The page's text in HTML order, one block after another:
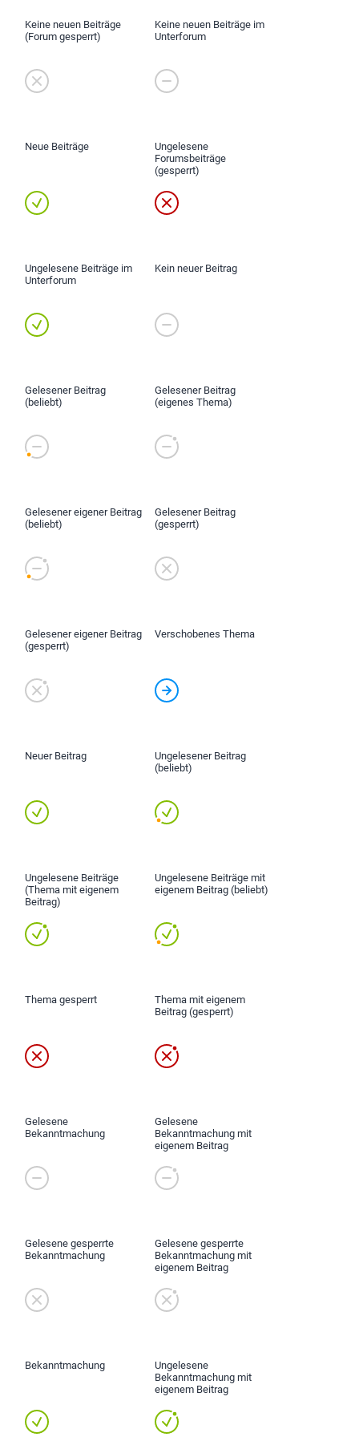
Keine neuen Beiträge
(Forum gesperrt)
Keine neuen Beiträge im
Unterforum
Neue Beiträge
Ungelesene
Forumsbeiträge
(gesperrt)
Ungelesene Beiträge im
Unterforum
Kein neuer Beitrag
Gelesener Beitrag
(beliebt)
Gelesener Beitrag
(eigenes Thema)
Gelesener eigener Beitrag
(beliebt)
Gelesener Beitrag
(gesperrt)
Gelesener eigener Beitrag
(gesperrt)
Verschobenes Thema
Neuer Beitrag
Ungelesener Beitrag
(beliebt)
Ungelesene Beiträge
(Thema mit eigenem
Beitrag)
Ungelesene Beiträge mit
eigenem Beitrag (beliebt)
Thema gesperrt
Thema mit eigenem
Beitrag (gesperrt)
Gelesene
Bekanntmachung
Gelesene
Bekanntmachung mit
eigenem Beitrag
Gelesene gesperrte
Bekanntmachung
Gelesene gesperrte
Bekanntmachung mit
eigenem Beitrag
Bekanntmachung
Ungelesene
Bekanntmachung mit
eigenem Beitrag